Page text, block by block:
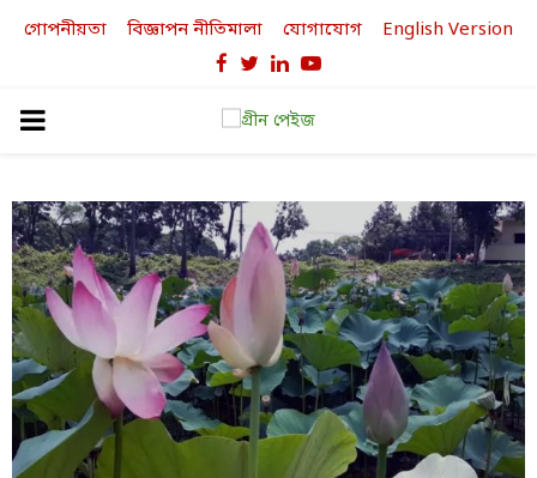
গোপনীয়তা বিজ্ঞাপন নীতিমালা যোগাযোগ English Version
Facebook
TwitterLinkedinYoutube
PRIMARY